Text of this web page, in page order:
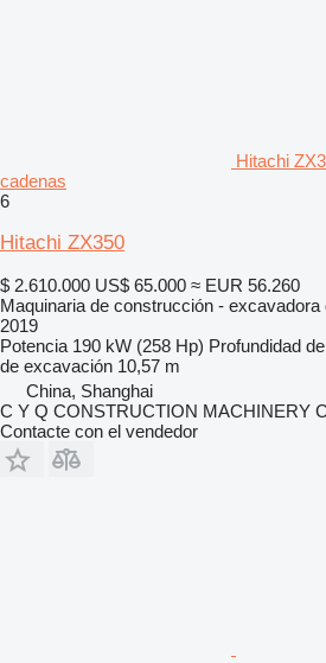
Hitachi
cadenas
6
Hitachi ZX350
$ 2.610.000 US$ 65.000 ≈ EUR 56.260
Maquinaria de construcción - excavadora
2019
Potencia 190 kW (258 Hp) Profundidad
de excavación 10,57 m
China, Shanghai
C Y Q CONSTRUCTION MACHINERY
Contacte con el vendedor